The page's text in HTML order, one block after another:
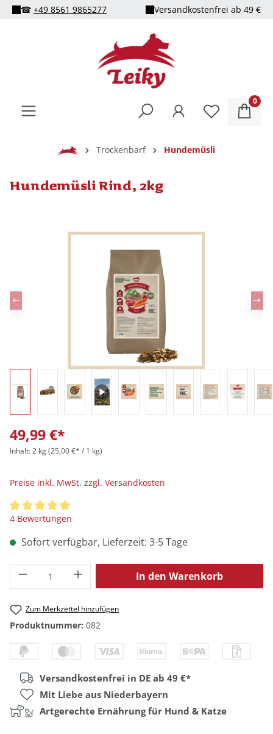
springen
☎ +49 8561 9865277 Versandkostenfrei ab 49 €
0
HomeTrockenbarf Hundemüsli
Hundemüsli Rind, 2kg
Bildergalerie überspringen
49,99 €*
Inhalt:2 kg(25,00 €* / 1 kg)
Preise inkl. MwSt. zzgl. Versandkosten
Durchschnittliche Bewertung von 5 von 5 Sternen
4 Bewertungen
Sofort verfügbar, Lieferzeit: 3-5 Tage
Produkt Anzahl: Gib den gewünschten
In den Warenkorb
Zum Merkzettel hinzufügen
Produktnummer: 082
Versandkostenfrei in DE ab 49 €*
Mit Liebe aus Niederbayern
Artgerechte Ernährung für Hund & Katze